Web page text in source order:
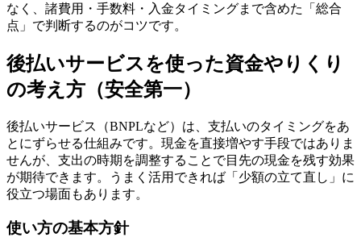
なく、諸費用・手数料・入金タイミングまで含めた「総合
点」で判断するのがコツです。
後払いサービスを使った資金やりくり
の考え方（安全第一）
後払いサービス（BNPLなど）は、支払いのタイミングをあ
とにずらせる仕組みです。現金を直接増やす手段ではありま
せんが、支出の時期を調整することで目先の現金を残す効果
が期待できます。うまく活用できれば「少額の立て直し」に
役立つ場面もあります。
使い方の基本方針